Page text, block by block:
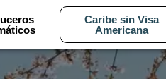
Caribe sin Visa
Americana